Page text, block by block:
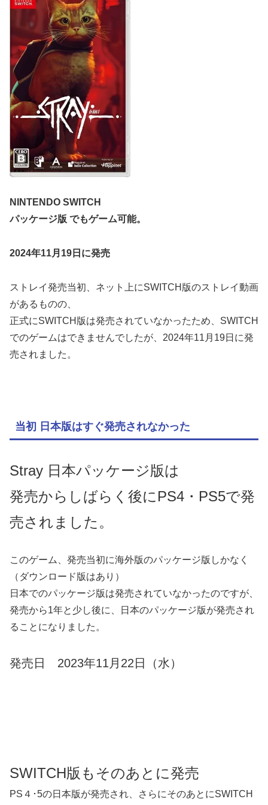
NINTENDO SWITCH
パッケージ版 でもゲーム可能。
2024年11月19日に発売
ストレイ発売当初、ネット上にSWITCH版のストレイ動画
があるものの、
正式にSWITCH版は発売されていなかったため、SWITCH
でのゲームはできませんでしたが、2024年11月19日に発
売されました。
当初 日本版はすぐ発売されなかった
Stray 日本パッケージ版は
発売からしばらく後にPS4・PS5で発
売されました。
このゲーム、発売当初に海外版のパッケージ版しかなく
（ダウンロード版はあり）
日本でのパッケージ版は発売されていなかったのですが、
発売から1年と少し後に、日本のパッケージ版が発売され
ることになりました。
発売日 2023年11月22日（水）
SWITCH版もそのあとに発売
PS４･5の日本版が発売され、さらにそのあとにSWITCH